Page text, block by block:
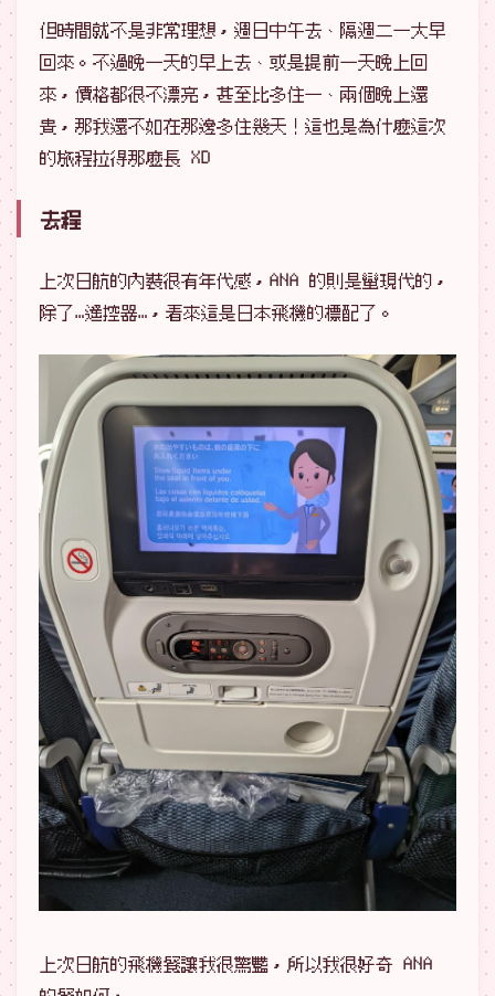
但時間就不是非常理想，週日中午去、隔週二一大早
回來。不過晚一天的早上去、或是提前一天晚上回
來，價格都很不漂亮，甚至比多住一、兩個晚上還
貴，那我還不如在那邊多住幾天！這也是為什麼這次
的旅程拉得那麼長 XD
去程
上次日航的內裝很有年代感，ANA 的則是蠻現代的，
除了…遙控器…，看來這是日本飛機的標配了。
上次日航的飛機餐讓我很驚豔，所以我很好奇 ANA